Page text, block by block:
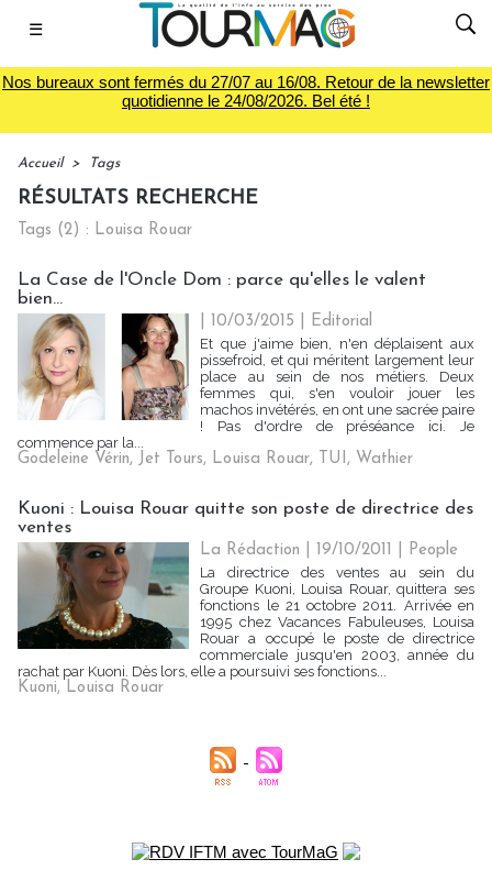
☰
Nos bureaux sont fermés du 27/07 au 16/08. Retour de la newsletter
quotidienne le 24/08/2026. Bel été !
Accueil > Tags
RÉSULTATS RECHERCHE
Tags (2) : Louisa Rouar
La Case de l'Oncle Dom : parce qu'elles le valent
bien…
| 10/03/2015
Editorial
Et que j'aime bien, n'en déplaisent aux
pissefroid, et qui méritent largement leur
place au sein de nos métiers. Deux
femmes qui, s'en vouloir jouer les
machos invétérés, en ont une sacrée paire
! Pas d'ordre de préséance ici. Je
commence par la...
Godeleine Vérin, Jet Tours, Louisa Rouar, TUI, Wathier
Kuoni : Louisa Rouar quitte son poste de directrice des
ventes
La Rédaction | 19/10/2011
People
La directrice des ventes au sein du
Groupe Kuoni, Louisa Rouar, quittera ses
fonctions le 21 octobre 2011. Arrivée en
1995 chez Vacances Fabuleuses, Louisa
Rouar a occupé le poste de directrice
commerciale jusqu'en 2003, année du
rachat par Kuoni. Dès lors, elle a poursuivi ses fonctions...
Kuoni, Louisa Rouar